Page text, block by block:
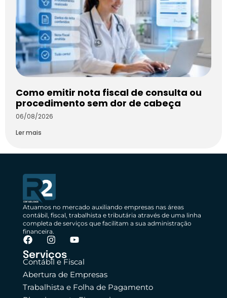
Como emitir nota fiscal de consulta ou
procedimento sem dor de cabeça
06/08/2026
Ler mais
Atuamos no mercado auxiliando empresas nas áreas
contábil, fiscal, trabalhista e tributária através de uma linha
completa de serviços que facilitam a sua administração
financeira.
Serviços
Contábil e Fiscal
Abertura de Empresas
Trabalhista e Folha de Pagamento